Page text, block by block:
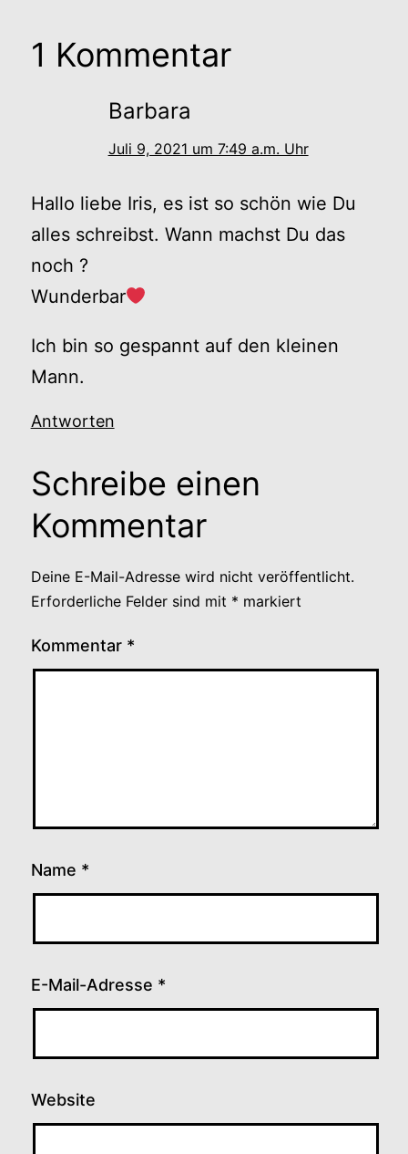
1 Kommentar
Barbara
Juli 9, 2021 um 7:49 a.m. Uhr
Hallo liebe Iris, es ist so schön wie Du
alles schreibst. Wann machst Du das
noch ?
Wunderbar
Ich bin so gespannt auf den kleinen
Mann.
Antworten
Schreibe einen
Kommentar
Deine E-Mail-Adresse wird nicht veröffentlicht.
Erforderliche Felder sind mit * markiert
Kommentar *
Name *
E-Mail-Adresse *
Website